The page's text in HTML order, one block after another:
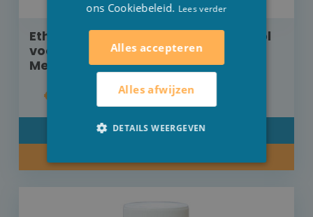
Etherische kruidenolie Kräuterduftöl
voor verdamper 100 ml Lavendel -
Melisse
€ 16,00
DETAIL
ons Cookiebeleid. Lees verder
Alles accepteren
Alles afwijzen
DETAILS WEERGEVEN